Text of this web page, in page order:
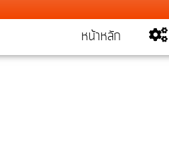
หน้าหลัก